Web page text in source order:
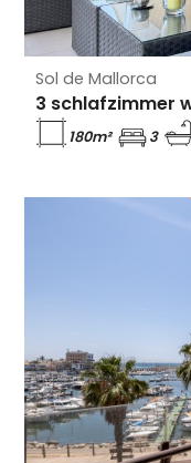
Sol de Mallorca
180m² 3